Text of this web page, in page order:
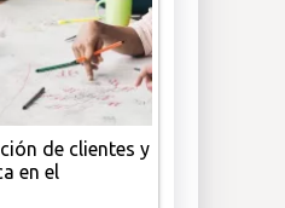
de clientes y
en el